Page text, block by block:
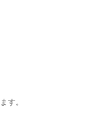
す。